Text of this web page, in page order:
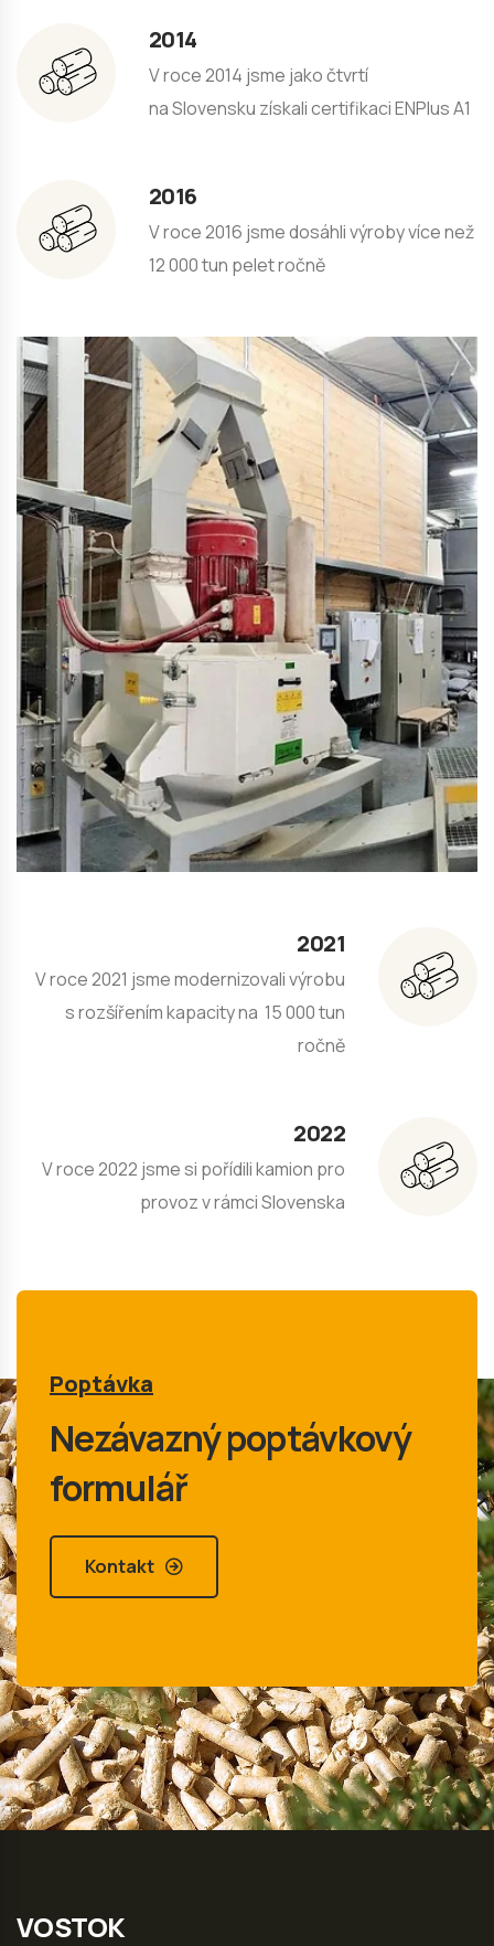
2014
V roce 2014 jsme jako čtvrtí
na Slovensku získali certifikaci ENPlus A1
2016
V roce 2016 jsme dosáhli výroby více než
12 000 tun pelet ročně
2021
V roce 2021 jsme modernizovali výrobu
s rozšířením kapacity na 15 000 tun
ročně
2022
V roce 2022 jsme si pořídili kamion pro
provoz v rámci Slovenska
Poptávka
Nezávazný poptávkový
formulář
Kontakt
VOSTOK